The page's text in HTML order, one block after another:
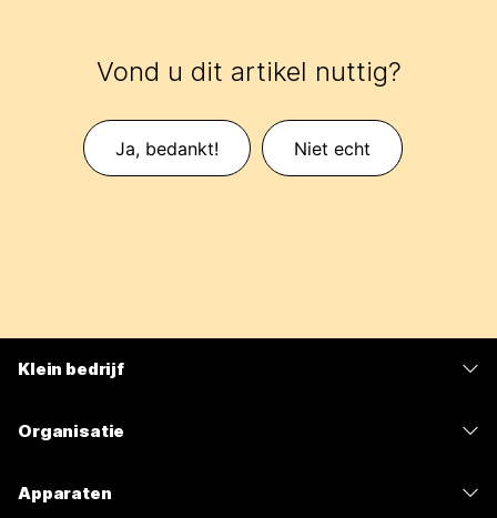
Vond u dit artikel nuttig?
Ja, bedankt! Niet echt
Klein bedrijf
Organisatie
Apparaten